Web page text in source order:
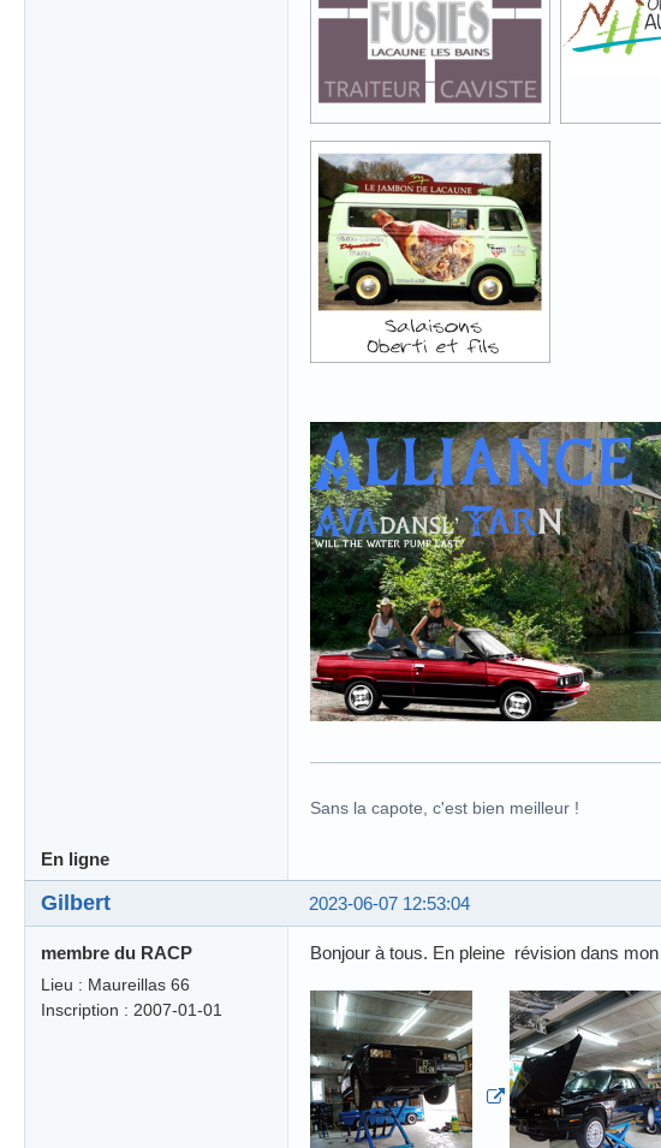
Sans la capote, c'est bien meilleur !
En ligne
2023-06-07 12:53:04
Gilbert
membre du RACP
Lieu : Maureillas 66
Inscription : 2007-01-01
Bonjour à tous. En pleine révision dans